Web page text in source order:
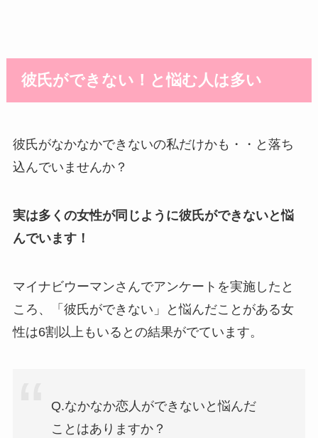
彼氏ができない！と悩む人は多い
彼氏がなかなかできないの私だけかも・・と落ち
込んでいませんか？
実は多くの女性が同じように彼氏ができないと悩
んでいます！
マイナビウーマンさんでアンケートを実施したと
ころ、「彼氏ができない」と悩んだことがある女
性は6割以上もいるとの結果がでています。
Q.なかなか恋人ができないと悩んだ
ことはありますか？